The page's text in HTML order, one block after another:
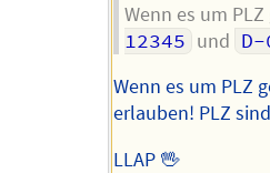
Wenn es um
12345 und D-
Wenn es um PLZ
erlauben! PLZ
LLAP 🖖